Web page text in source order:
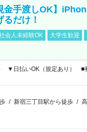
金手渡しOK】
だけ！
会人未経験OK 大学生歓迎
▼日払いOK（規定あり） ■
/ 新宿三丁目駅から徒歩 /